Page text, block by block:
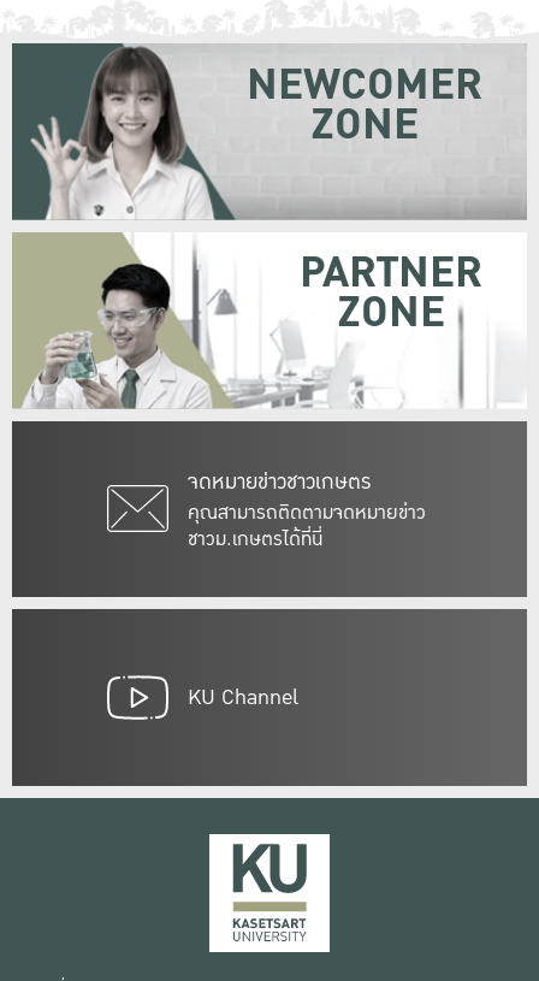
จดหมายข่าวชาวเกษตร
คุณสามารถติดตามจดหมายข่าว
ชาวม.เกษตรได้ที่นี่
NEWCOMER
ZONE
PARTNER
ZONE
KU Channel